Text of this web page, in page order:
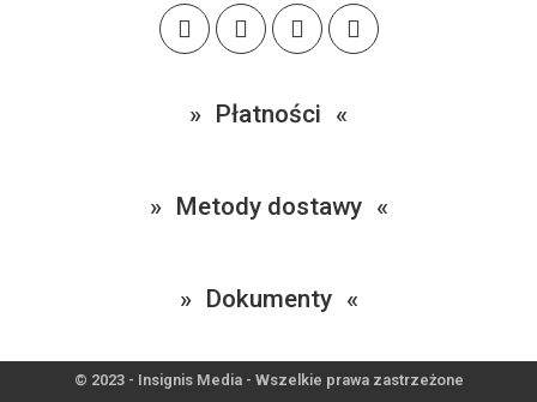
Płatności
Metody dostawy
Dokumenty
© 2023 - Insignis Media - Wszelkie prawa zastrzeżone